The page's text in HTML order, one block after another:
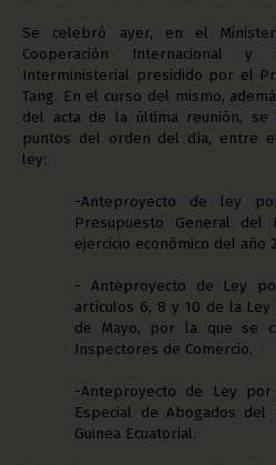
Se celebró ayer, en el
Cooperación Internacional y
Interministerial presidido por el
Tang. En el curso del mismo,
del acta de la última reunión,
puntos del orden del día, entre
ley:
-Anteproyecto de ley
Presupuesto General del
ejercicio económico del año
- Anteproyecto de Ley
artículos 6, 8 y 10 de la Ley
de Mayo, por la que se
Inspectores de Comercio.
-Anteproyecto de Ley
Especial de Abogados
Guinea Ecuatorial.